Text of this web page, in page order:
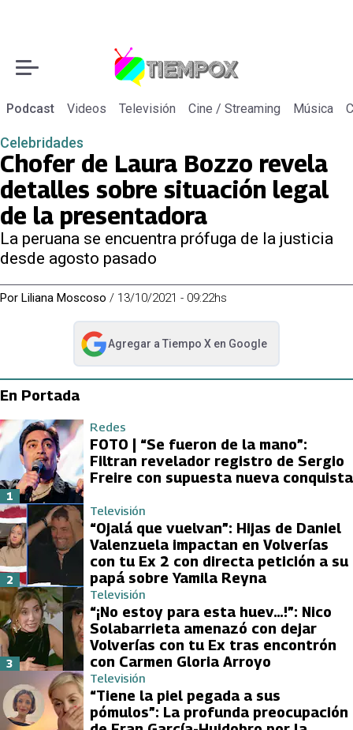
Podcast Videos Televisión Cine / Streaming Música
Celebridades
Chofer de Laura Bozzo revela
detalles sobre situación legal
de la presentadora
La peruana se encuentra prófuga de la justicia
desde agosto pasado
Por Liliana Moscoso / 13/10/2021 - 09:22hs
Agregar a Tiempo Xen Google
abre en nueva pestaña
En Portada
Redes
FOTO | “Se fueron de la mano”:
Filtran revelador registro de Sergio
Freire con supuesta nueva conquista
1
Televisión
“Ojalá que vuelvan”: Hijas de Daniel
Valenzuela impactan en Volverías
con tu Ex 2 con directa petición a su
papá sobre Yamila Reyna
2
Televisión
“¡No estoy para esta huev…!”: Nico
Solabarrieta amenazó con dejar
Volverías con tu Ex tras encontrón
con Carmen Gloria Arroyo
3
Televisión
“Tiene la piel pegada a sus
pómulos”: La profunda preocupación